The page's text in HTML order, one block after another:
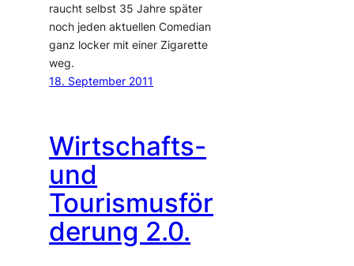
raucht selbst 35 Jahre später
noch jeden aktuellen Comedian
ganz locker mit einer Zigarette
weg.
18. September 2011
Wirtschafts-
und
Tourismusför
derung 2.0.